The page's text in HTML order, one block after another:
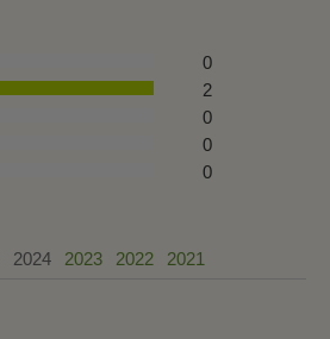
0
2
0
0
0
2024 2023 2022 2021